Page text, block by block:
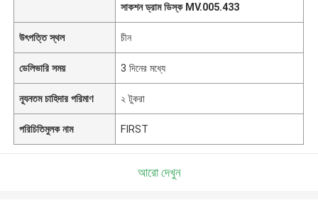
সাকশন ড্রাম ডিস্ক MV.005.433
উৎপত্তি স্থল চীন
ডেলিভারি সময় 3 দিনের মধ্যে
ন্যূনতম চাহিদার পরিমাণ ২ টুকরা
পরিচিতিমুলক নাম FIRST
আরো দেখুন